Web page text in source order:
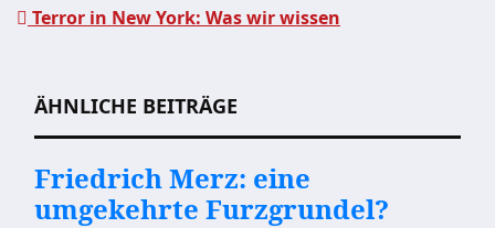
Terror in New York: Was wir wissen
ÄHNLICHE BEITRÄGE
Friedrich Merz: eine
umgekehrte Furzgrundel?